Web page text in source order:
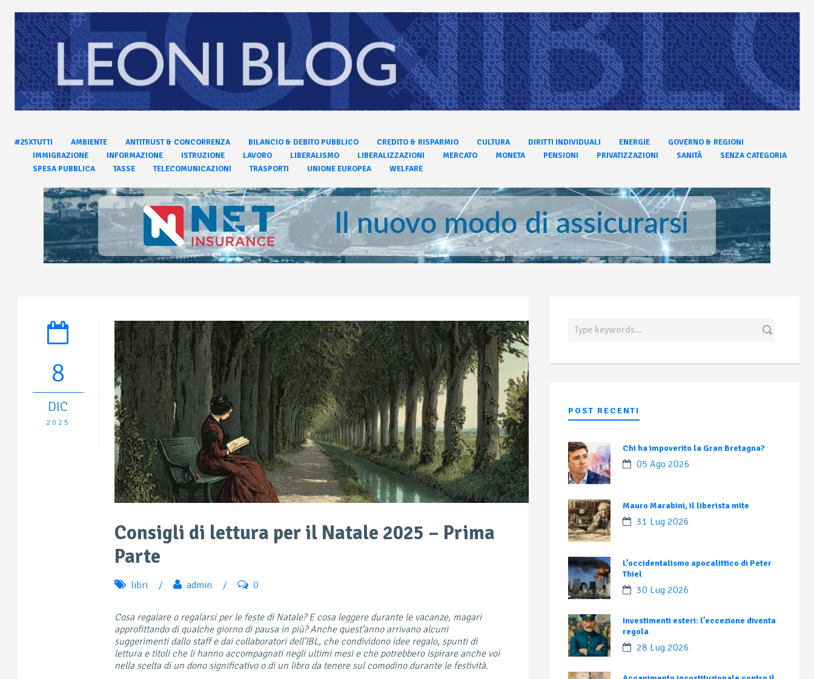
#25XTUTTI AMBIENTE ANTITRUST & CONCORRENZA BILANCIO & DEBITO PUBBLICO CREDITO & RISPARMIO CULTURA DIRITTI INDIVIDUALI ENERGIE
GOVERNO & REGIONI
IMMIGRAZIONE
INFORMAZIONE ISTRUZIONE LAVORO LIBERALISMO LIBERALIZZAZIONI MERCATO MONETA PENSIONI PRIVATIZZAZIONI SANITÀ
SENZA CATEGORIA
SPESA PUBBLICA
TASSE TELECOMUNICAZIONI TRASPORTI UNIONE EUROPEA WELFARE
8
DIC
2025
Consigli di lettura per il Natale 2025 – Prima
Parte
libri / admin / 0
Cosa regalare o regalarsi per le feste di Natale? E cosa leggere durante le vacanze, magari
approfittando di qualche giorno di pausa in più? Anche quest’anno arrivano alcuni
suggerimenti dallo staff e dai collaboratori dell’IBL, che condividono idee regalo, spunti di
lettura e titoli che li hanno accompagnati negli ultimi mesi e che potrebbero ispirare anche voi
nella scelta di un dono significativo o di un libro da tenere sul comodino durante le festività.
POST RECENTI
Chi ha impoverito la Gran Bretagna?
05 Ago 2026
Mauro Marabini, il liberista mite
31 Lug 2026
L’occidentalismo apocalittico di Peter
Thiel
30 Lug 2026
Investimenti esteri: l’eccezione diventa
regola
28 Lug 2026